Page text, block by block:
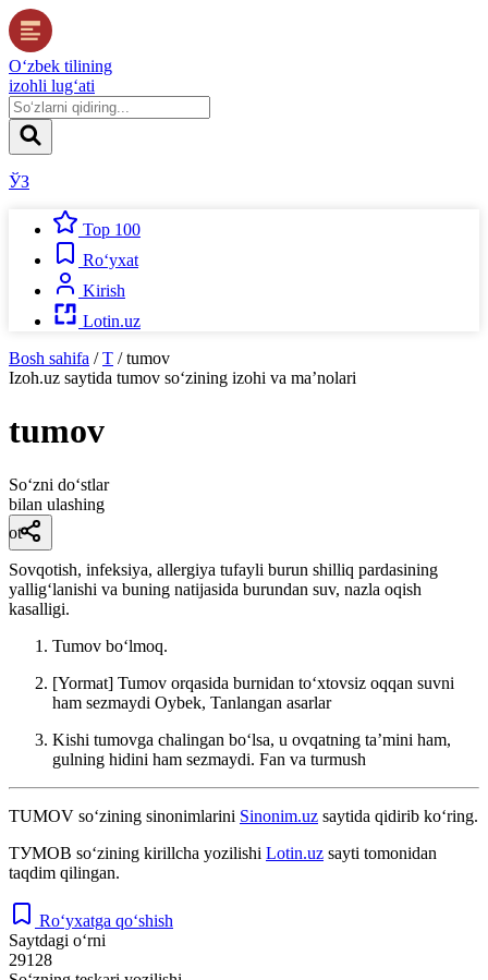
O‘zbek tilining
izohli lug‘ati
ЎЗ
Top 100
Ro‘yxat
Kirish
Lotin.uz
Bosh sahifa / T / tumov
Izoh.uz saytida tumov so‘zining izohi va ma’nolari
tumov
So‘zni do‘stlar
bilan ulashing
ot
Sovqotish, infeksiya, allergiya tufayli burun shilliq pardasining
yalligʻlanishi va buning natijasida burundan suv, nazla oqish
kasalligi.
Tumov boʻlmoq.
[Yormat] Tumov orqasida burnidan toʻxtovsiz oqqan suvni
ham sezmaydi Oybek, Tanlangan asarlar
Kishi tumovga chalingan boʻlsa, u ovqatning taʼmini ham,
gulning hidini ham sezmaydi. Fan va turmush
TUMOV so‘zining sinonimlarini Sinonim.uz saytida qidirib ko‘ring.
ТУМОВ so‘zining kirillcha yozilishi Lotin.uz sayti tomonidan
taqdim qilingan.
Ro‘yxatga qo‘shish
Saytdagi o‘rni
29128